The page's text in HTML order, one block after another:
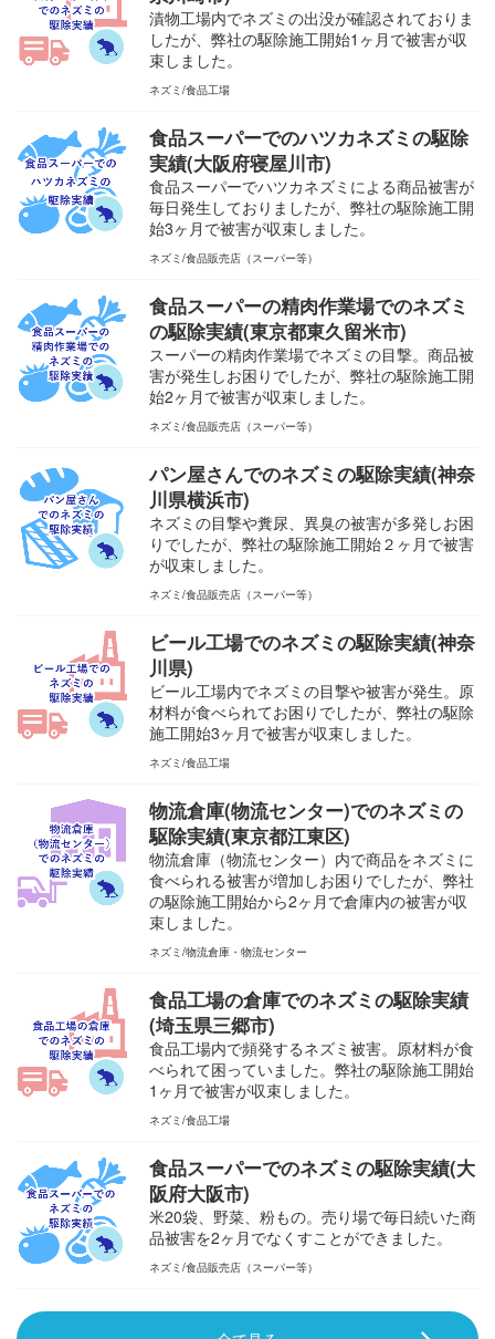
漬物工場内でネズミの出没が確認されておりま
したが、弊社の駆除施工開始1ヶ月で被害が収
束しました。
ネズミ 食品工場
食品スーパーでのハツカネズミの駆除
実績(大阪府寝屋川市)
食品スーパーでハツカネズミによる商品被害が
毎日発生しておりましたが、弊社の駆除施工開
始3ヶ月で被害が収束しました。
ネズミ 食品販売店（スーパー等）
食品スーパーの精肉作業場でのネズミ
の駆除実績(東京都東久留米市)
スーパーの精肉作業場でネズミの目撃。商品被
害が発生しお困りでしたが、弊社の駆除施工開
始2ヶ月で被害が収束しました。
ネズミ 食品販売店（スーパー等）
パン屋さんでのネズミの駆除実績(神奈
川県横浜市)
ネズミの目撃や糞尿、異臭の被害が多発しお困
りでしたが、弊社の駆除施工開始２ヶ月で被害
が収束しました。
ネズミ 食品販売店（スーパー等）
ビール工場でのネズミの駆除実績(神奈
川県)
ビール工場内でネズミの目撃や被害が発生。原
材料が食べられてお困りでしたが、弊社の駆除
施工開始3ヶ月で被害が収束しました。
ネズミ 食品工場
物流倉庫(物流センター)でのネズミの
駆除実績(東京都江東区)
物流倉庫（物流センター）内で商品をネズミに
食べられる被害が増加しお困りでしたが、弊社
の駆除施工開始から2ヶ月で倉庫内の被害が収
束しました。
ネズミ 物流倉庫・物流センター
食品工場の倉庫でのネズミの駆除実績
(埼玉県三郷市)
食品工場内で頻発するネズミ被害。原材料が食
べられて困っていました。弊社の駆除施工開始
1ヶ月で被害が収束しました。
ネズミ 食品工場
食品スーパーでのネズミの駆除実績(大
阪府大阪市)
米20袋、野菜、粉もの。売り場で毎日続いた商
品被害を2ヶ月でなくすことができました。
ネズミ 食品販売店（スーパー等）